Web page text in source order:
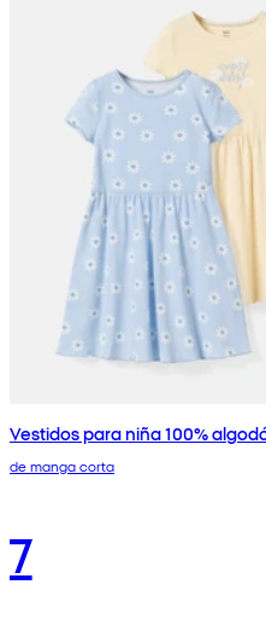
Vestidos para niña 100%
de manga corta
7